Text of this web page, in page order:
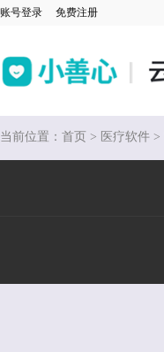
账号登录 免费注册
当前位置： 首页 > 医疗软件 >